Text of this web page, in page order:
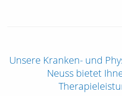
Unsere Kranken- und
Neuss bietet